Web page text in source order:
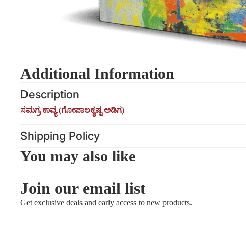
Additional Information
Description
ಸಮಗ್ರ ಕಾವ್ಯ (ಗೋಪಾಲಕೃಷ್ನ ಅಡಿಗ)
Shipping Policy
You may also like
Join our email list
Get exclusive deals and early access to new products.